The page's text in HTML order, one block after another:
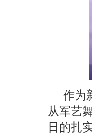
作为
从军艺
日的扎